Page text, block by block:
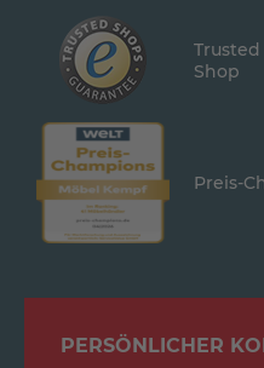
Shop
Preis-
PERSÖNLICHER